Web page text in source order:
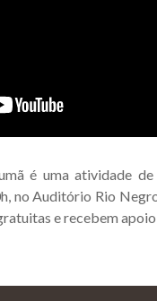
é uma atividade
no Auditório Rio
e recebem